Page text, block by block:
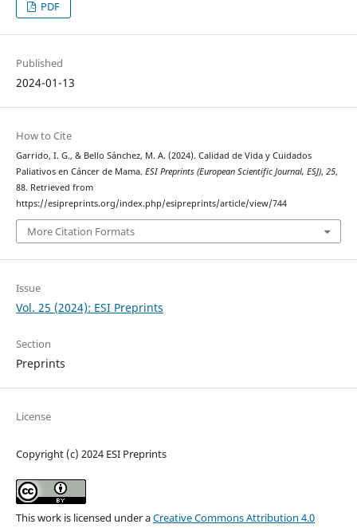
PDF
Published
2024-01-13
How to Cite
Garrido, I. G., & Bello Sánchez, M. A. (2024). Calidad de Vida y Cuidados
Paliativos en Cáncer de Mama. ESI Preprints (European Scientific Journal, ESJ), 25,
88. Retrieved from
https://esipreprints.org/index.php/esipreprints/article/view/744
More Citation Formats
Issue
Vol. 25 (2024): ESI Preprints
Section
Preprints
License
Copyright (c) 2024 ESI Preprints
This work is licensed under aCreative Commons Attribution 4.0